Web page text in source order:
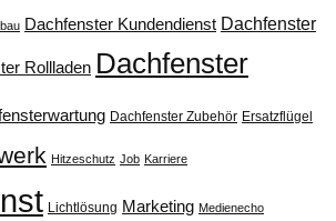
Dachfenster Kundendienst Dachfenster
Rollladen Dachfenster
Dachfenster Zubehör Ersatzflügel
Hitzeschutz Job Karriere
Lichtlösung Marketing Medienecho